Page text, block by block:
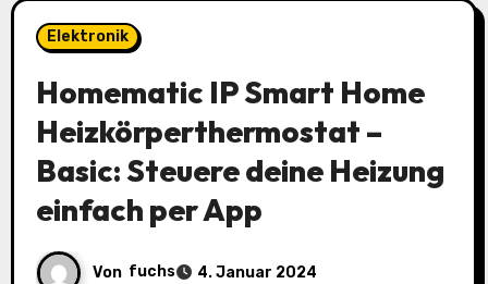
Elektronik
Homematic IP Smart Home
Heizkörperthermostat –
Basic: Steuere deine Heizung
einfach per App
Von fuchs
4. Januar 2024